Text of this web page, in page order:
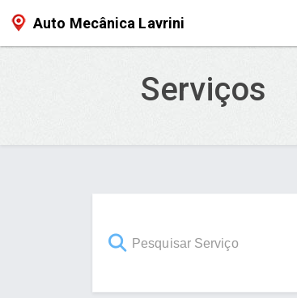
Auto Mecânica Lavrini
Serviços